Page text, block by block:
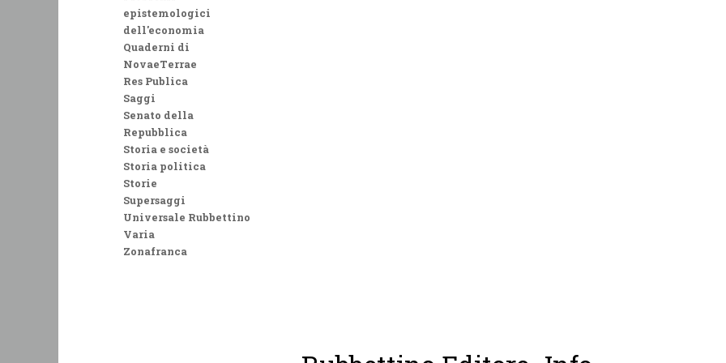
epistemologici
dell'economia
Quaderni di
NovaeTerrae
Res Publica
Saggi
Senato della
Repubblica
Storia e società
Storia politica
Storie
Supersaggi
Universale Rubbettino
Varia
Zonafranca